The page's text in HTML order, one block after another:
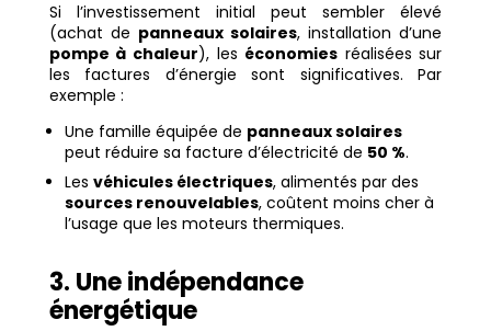
Si l’investissement initial peut sembler élevé
(achat de panneaux solaires, installation d’une
pompe à chaleur), les économies réalisées sur
les factures d’énergie sont significatives. Par
exemple :
Une famille équipée de panneaux solaires
peut réduire sa facture d’électricité de 50 %.
Les véhicules électriques, alimentés par des
sources renouvelables, coûtent moins cher à
l’usage que les moteurs thermiques.
3. Une indépendance
énergétique